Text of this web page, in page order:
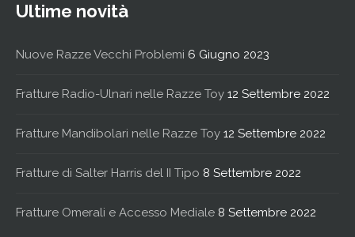
Ultime novità
Nuove Razze Vecchi Problemi 6 Giugno 2023
Fratture Radio-Ulnari nelle Razze Toy 12 Settembre 2022
Fratture Mandibolari nelle Razze Toy 12 Settembre 2022
Fratture di Salter Harris del II Tipo 8 Settembre 2022
Fratture Omerali e Accesso Mediale 8 Settembre 2022